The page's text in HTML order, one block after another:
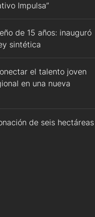
Impulsa”
de 15 años: inauguró
sintética
el talento joven
en una nueva
de seis hectáreas